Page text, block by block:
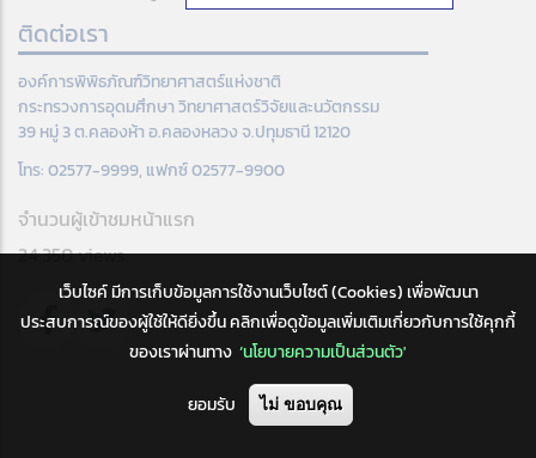
ติดต่อเรา
องค์การพิพิธภัณฑ์วิทยาศาสตร์แห่งชาติ
กระทรวงการอุดมศึกษา วิทยาศาสตร์วิจัยและนวัตกรรม
39 หมู่ 3 ต.คลองห้า อ.คลองหลวง จ.ปทุมธานี 12120
โทร: 02577-9999, แฟกซ์ 02577-9900
จำนวนผู้เข้าชมหน้าแรก
24,350 views
เว็บไซค์ มีการเก็บข้อมูลการใช้งานเว็บไซต์ (Cookies) เพื่อพัฒนา
ประสบการณ์ของผู้ใช้ให้ดียิ่งขึ้น คลิกเพื่อดูข้อมูลเพิ่มเติมเกี่ยวกับการใช้คุกกี้
ของเราผ่านทาง ‘นโยบายความเป็นส่วนตัว'
ยอมรับ ไม่ ขอบคุณ